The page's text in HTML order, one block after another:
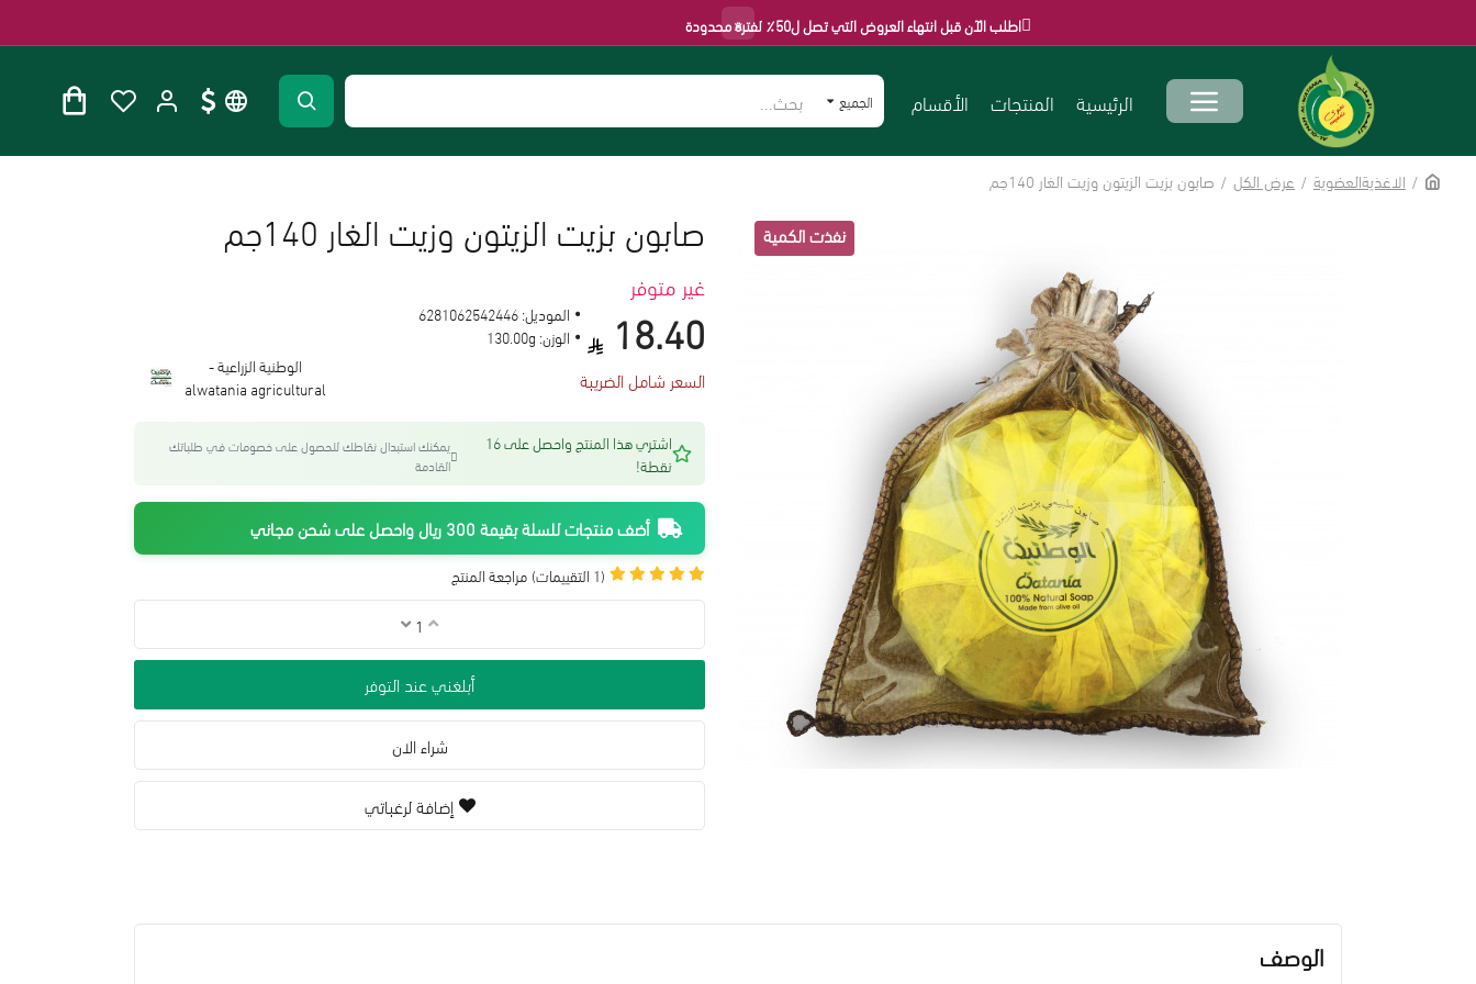
اطلب الآن قبل انتهاء العروض التي تصل ل50٪ لفترة محدودة ×
الرئيسية المنتجات الأقسام الجميع
الاغذيةالعضوية عرض الكل صابون بزيت الزيتون وزيت الغار 140جم
غير متوفر
صابون بزيت الزيتون وزيت الغار 140جم
(1 التقييمات) مراجعة المنتج
18.40
السعر شامل الضريبة
الموديل:6281062542446
الوزن: 130.00g
الوطنية الزراعية -
alwatania agricultural
اشتري هذا المنتج واحصل على 16
نقطة!
يمكنك استبدال نقاطك للحصول على خصومات في طلباتك
القادمة
أضف منتجات للسلة بقيمة 300 ريال واحصل على شحن مجاني
أبلغني عند التوفر
شراء الان
إضافة لرغباتي
الوصف